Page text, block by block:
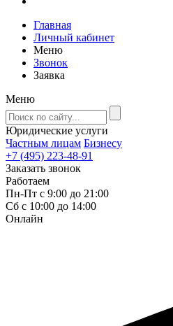
Главная
Личный кабинет
Меню
Звонок
Заявка
Меню
Юридические услуги
Частным лицам Бизнесу
+7 (495) 223-48-91
Заказать звонок
Работаем
Пн-Пт с 9:00 до 21:00
Сб с 10:00 до 14:00
Онлайн